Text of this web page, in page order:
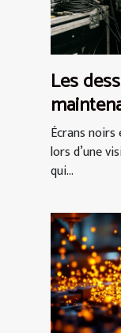
Les
Écrans
lors d’une
qui...